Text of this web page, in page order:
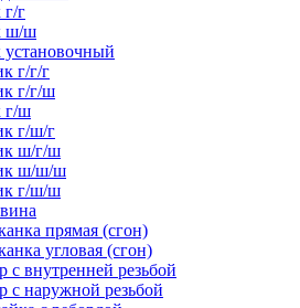
г/г
ш/ш
установочный
г/г/г
г/г/ш
г/ш
г/ш/г
ш/г/ш
ш/ш/ш
г/ш/ш
прямая (сгон)
угловая (сгон)
с внутренней резьбой
с наружной резьбой